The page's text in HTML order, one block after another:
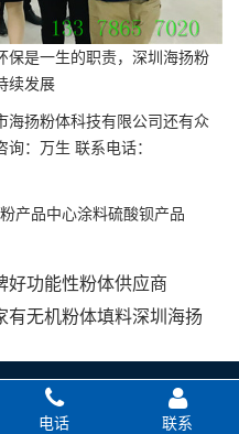
保是一生的职责，深圳海扬粉
续发展
海扬粉体科技有限公司还有众
：万生 联系电话：
产品中心涂料硫酸钡产品
好功能性粉体供应商
有无机粉体填料深圳海扬
电话 联系